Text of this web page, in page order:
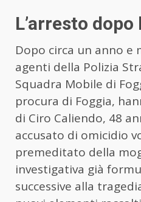
L’arresto
Dopo circa un anno e
agenti della Polizia
Squadra Mobile di
procura di Foggia,
di Ciro Caliendo, 48
accusato di omicidio
premeditato della
investigativa già
successive alla